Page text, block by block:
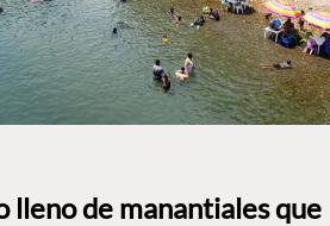
lleno de manantiales que